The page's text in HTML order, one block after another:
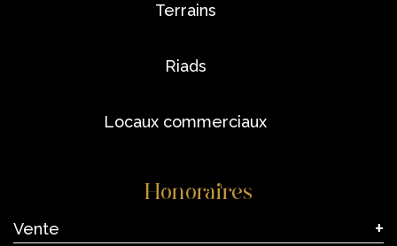
terrains
riads
locaux commerciaux
Honoraires
Vente